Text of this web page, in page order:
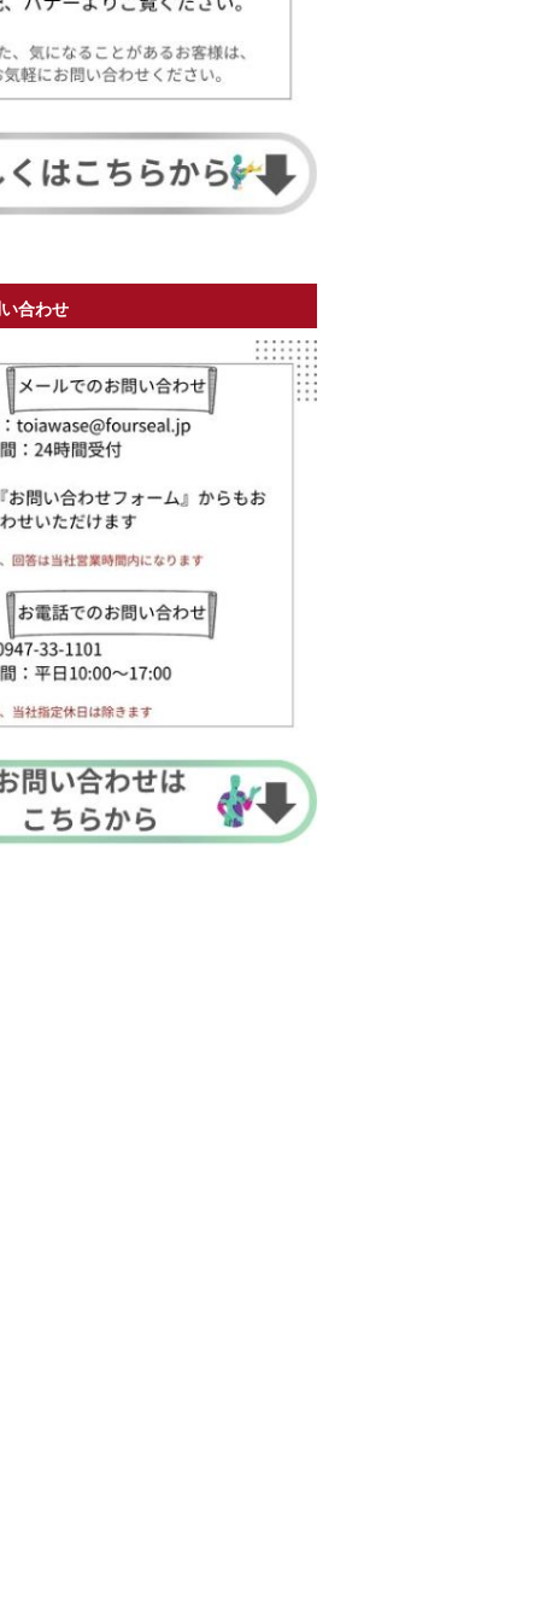
合わせ